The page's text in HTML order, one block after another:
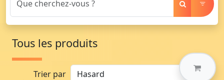
Tous les produits
Trier par